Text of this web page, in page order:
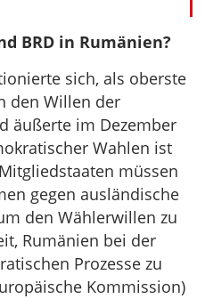
BRD in Rumänien?
sich, als oberste
den Willen der
äußerte im Dezember
Wahlen ist
müssen
gegen ausländische
den Wählerwillen zu
Rumänien bei der
Prozesse zu
Kommission)